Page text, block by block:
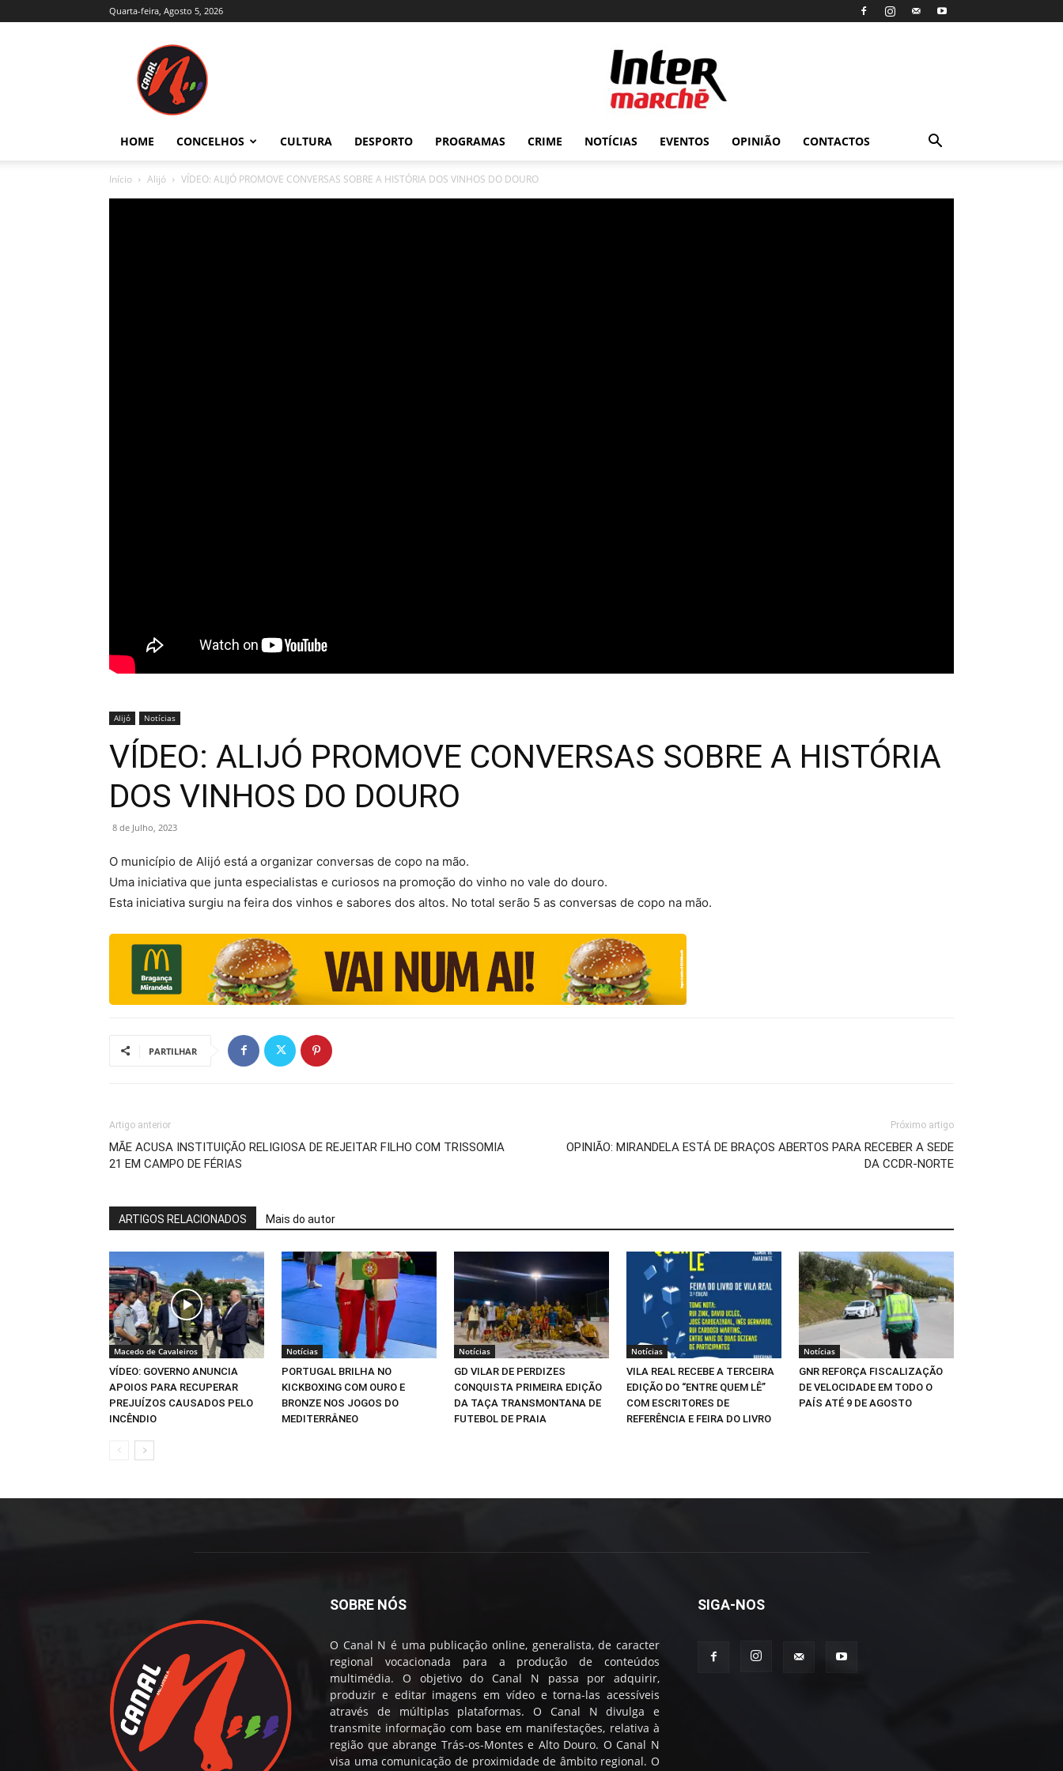
Quarta-feira, Agosto 5, 2026
Trás-
e
Alto
HOME CONCELHOS CULTURA DESPORTO PROGRAMAS CRIME NOTÍCIAS EVENTOS OPINIÃO CONTACTOS
Início Alijó VÍDEO: ALIJÓ PROMOVE CONVERSAS SOBRE A HISTÓRIA DOS VINHOS DO DOURO
Alijó Notícias
VÍDEO: ALIJÓ PROMOVE CONVERSAS SOBRE A HISTÓRIA
DOS VINHOS DO DOURO
8 de Julho, 2023
O município de Alijó está a organizar conversas de copo na mão.
Uma iniciativa que junta especialistas e curiosos na promoção do vinho no vale do douro.
Esta iniciativa surgiu na feira dos vinhos e sabores dos altos. No total serão 5 as conversas de copo na mão.
PARTILHAR
Artigo anterior
MÃE ACUSA INSTITUIÇÃO RELIGIOSA DE REJEITAR FILHO COM TRISSOMIA
21 EM CAMPO DE FÉRIAS
Próximo artigo
OPINIÃO: MIRANDELA ESTÁ DE BRAÇOS ABERTOS PARA RECEBER A SEDE
DA CCDR-NORTE
ARTIGOS RELACIONADOS Mais do autor
Macedo de Cavaleiros
VÍDEO: GOVERNO ANUNCIA
APOIOS PARA RECUPERAR
PREJUÍZOS CAUSADOS PELO
INCÊNDIO
Notícias
PORTUGAL BRILHA NO
KICKBOXING COM OURO E
BRONZE NOS JOGOS DO
MEDITERRÂNEO
Notícias
GD VILAR DE PERDIZES
CONQUISTA PRIMEIRA EDIÇÃO
DA TAÇA TRANSMONTANA DE
FUTEBOL DE PRAIA
Notícias
VILA REAL RECEBE A TERCEIRA
EDIÇÃO DO “ENTRE QUEM LÊ”
COM ESCRITORES DE
REFERÊNCIA E FEIRA DO LIVRO
Notícias
GNR REFORÇA FISCALIZAÇÃO
DE VELOCIDADE EM TODO O
PAÍS ATÉ 9 DE AGOSTO
SOBRE NÓS
O Canal N é uma publicação online, generalista, de caracter
regional vocacionada para a produção de conteúdos
multimédia. O objetivo do Canal N passa por adquirir,
produzir e editar imagens em vídeo e torna-las acessíveis
através de múltiplas plataformas. O Canal N divulga e
transmite informação com base em manifestações, relativa à
região que abrange Trás-os-Montes e Alto Douro. O Canal N
visa uma comunicação de proximidade de âmbito regional. O
SIGA-NOS